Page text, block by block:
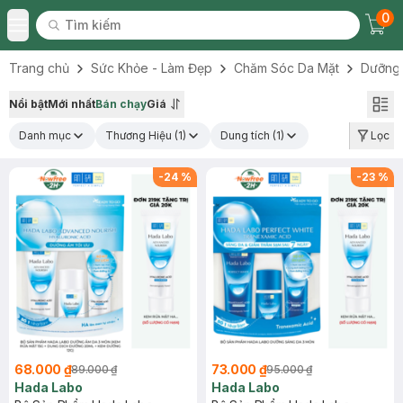
Toggle Menu
Tìm kiếm
Tìm kiếm
0
Trang chủ Sức Khỏe - Làm Đẹp Chăm Sóc Da Mặt Dưỡng
Nổi bậtMới nhấtBán chạyGiá
Danh mục Thương Hiệu (1) Dung tích (1) Lọc
-24 %
68.000 ₫89.000 ₫
Hada Labo
-23 %
73.000 ₫95.000 ₫
Hada Labo